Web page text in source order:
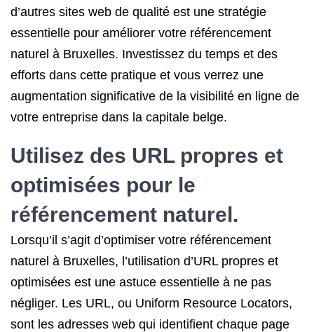
d’autres sites web de qualité est une stratégie
essentielle pour améliorer votre référencement
naturel à Bruxelles. Investissez du temps et des
efforts dans cette pratique et vous verrez une
augmentation significative de la visibilité en ligne de
votre entreprise dans la capitale belge.
Utilisez des URL propres et
optimisées pour le
référencement naturel.
Lorsqu’il s’agit d’optimiser votre référencement
naturel à Bruxelles, l’utilisation d’URL propres et
optimisées est une astuce essentielle à ne pas
négliger. Les URL, ou Uniform Resource Locators,
sont les adresses web qui identifient chaque page